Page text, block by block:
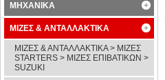
ΜΗΧΑΝΙΚΑ
ΜΙΖΕΣ & ΑΝΤΑΛΛΑΚΤΙΚΑ
ΜΙΖΕΣ & ΑΝΤΑΛΛΑΚΤΙΚΑ > ΜΙΖΕΣ
STARTERS > ΜΙΖΕΣ ΕΠΙΒΑΤΙΚΩΝ >
SUZUKI